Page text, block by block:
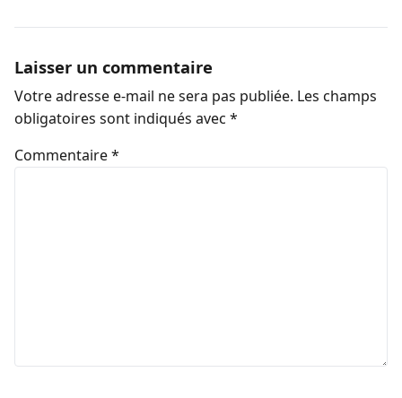
Laisser un commentaire
Votre adresse e-mail ne sera pas publiée. Les champs
obligatoires sont indiqués avec *
Commentaire*